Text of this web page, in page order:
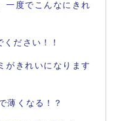
一度でこんなにきれ
ださい！！
がきれいになります
薄くなる！？